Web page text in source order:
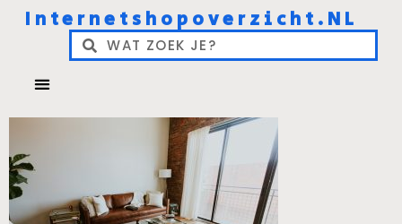
Internetshopoverzicht.NL